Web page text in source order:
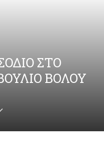
ΣΤΟ
ΒΟΛΟΥ